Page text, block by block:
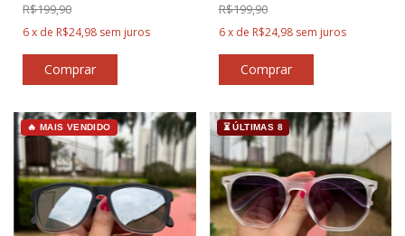
R$199,90
6x de R$24,98 sem juros
R$199,90
6 x de R$24,98 sem juros
🔥 MAIS VENDIDO ⏳ ÚLTIMAS 8